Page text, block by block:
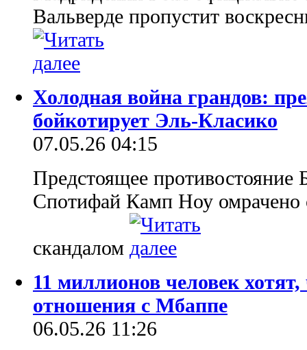
Вальверде пропустит
Холодная война гpaндов:
бойкотирует Эль-Класико
07.05.26 04:15
Предстоящее противостояние
Спотифай Камп Ноу омрачено
скандалом
11 миллионов человек
отношения с Мбаппе
06.05.26 11:26